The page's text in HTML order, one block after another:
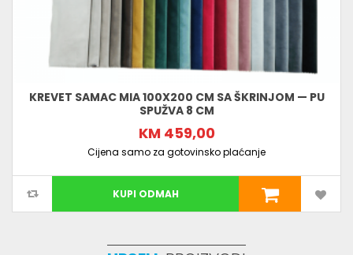
KREVET SAMAC MIA 100X200 CM SA ŠKRINJOM — PU
SPUŽVA 8 CM
KM 459,00
Cijena samo za gotovinsko plaćanje
KUPI ODMAH